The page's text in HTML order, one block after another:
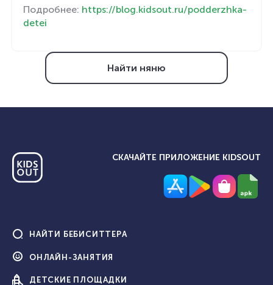
Подробнее: https://blog.kidsout.ru/podderzhka-
detei
Найти няню
СКАЧАЙТЕ ПРИЛОЖЕНИЕ KIDSOUT
НАЙТИ БЕБИСИТТЕРА
ОНЛАЙН-ЗАНЯТИЯ
ДЕТСКИЕ ПЛОЩАДКИ